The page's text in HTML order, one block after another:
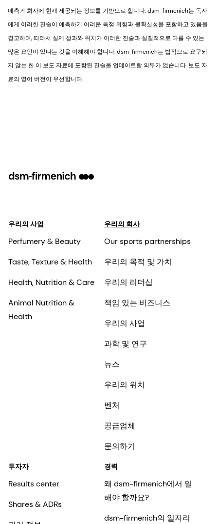
예측과 회사에 현재 제공되는 정보를 기반으로 합니다. dsm-firmenich는 독자
에게 이러한 진술이 예측하기 어려운 특정 위험과 불확실성을 포함하고 있음을
경고하며, 따라서 실제 성과와 위치가 이러한 진술과 실질적으로 다를 수 있는
많은 요인이 있다는 것을 이해해야 합니다. dsm-firmenich는 법적으로 요구되
지 않는 한 이 보도 자료에 포함된 진술을 업데이트할 의무가 없습니다. 보도 자
료의 영어 버전이 우선합니다.
우리의 사업
Perfumery & Beauty
Taste, Texture & Health
Health, Nutrition & Care
Animal Nutrition &
Health
우리의 회사
Our sports partnerships
우리의 목적 및 가치
우리의 리더십
책임 있는 비즈니스
우리의 사업
과학 및 연구
뉴스
우리의 위치
벤처
공급업체
문의하기
투자자
Results center
Shares & ADRs
경력
왜 dsm-firmenich에서 일
해야 할까요?
dsm-firmenich의 일자리